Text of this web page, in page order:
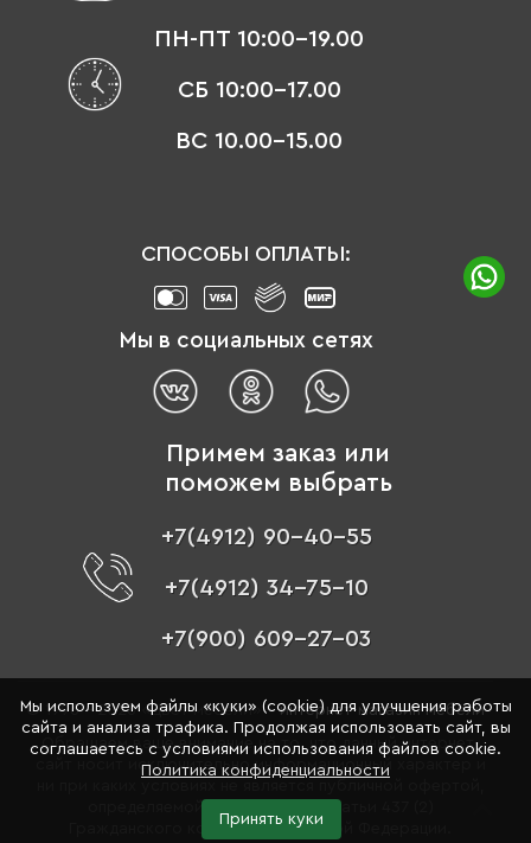
ПН-ПТ 10:00-19.00
СБ 10:00-17.00
ВС 10.00-15.00
СПОСОБЫ ОПЛАТЫ:
Мы в социальных сетях
Примем заказ или
поможем выбрать
+7(4912) 90-40-55
+7(4912) 34-75-10
+7(900) 609-27-03
© 1996 - 2026 «Цвет мебели» –интернет-магазин мебели
Обращаем ваше внимание на то, что данный интернет-
сайт носит исключительно информационный характер и
определяемой положениями Статьи 437 (2)
Гражданского кодекса Российской Федерации.
Мы используем файлы «куки» (cookie) для улучшения работы
сайта и анализа трафика. Продолжая использовать сайт, вы
соглашаетесь с условиями использования файлов cookie.
Политика конфиденциальности
Принять куки